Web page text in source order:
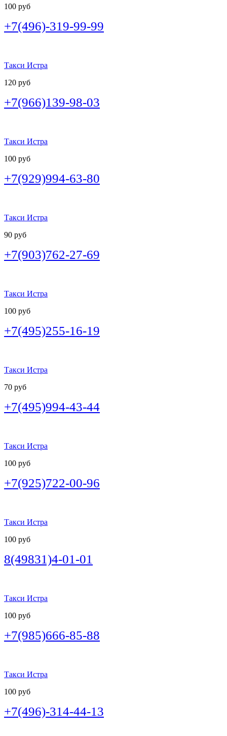
100 руб
+7(496)-319-99-99
Такси Истра
120 руб
+7(966)139-98-03
Такси Истра
100 руб
+7(929)994-63-80
Такси Истра
90 руб
+7(903)762-27-69
Такси Истра
100 руб
+7(495)255-16-19
Такси Истра
70 руб
+7(495)994-43-44
Такси Истра
100 руб
+7(925)722-00-96
Такси Истра
100 руб
8(49831)4-01-01
Такси Истра
100 руб
+7(985)666-85-88
Такси Истра
100 руб
+7(496)-314-44-13